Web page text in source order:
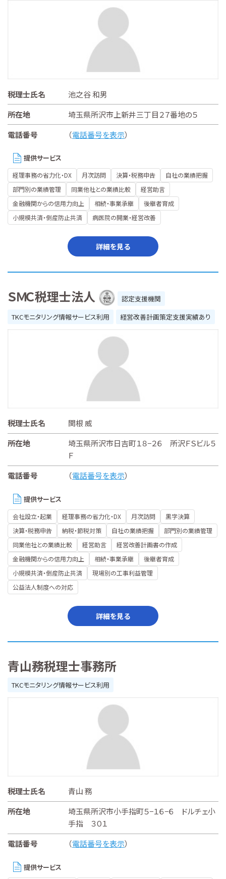
税理士氏名
池之谷 和男
所在地
埼玉県所沢市上新井三丁目２７番地の５
電話番号
（電話番号を表示）
提供サービス
経理事務の省力化・DX 月次訪問 決算・税務申告
自社の業績把握
部門別の業績管理
同業他社との業績比較
経営助言
金融機関からの信用力向上
相続・事業承継
後継者育成
小規模共済・倒産防止共済
病医院の開業・経営改善
詳細を見る
ＳＭＣ税理士法人
認定支援機関
TKCモニタリング情報サービス利用
経営改善計画策定支援実績あり
税理士氏名
関根 威
所在地
埼玉県所沢市日吉町１８−２６ 所沢ＦＳビル５
Ｆ
電話番号
（電話番号を表示）
提供サービス
会社設立・起業 経理事務の省力化・DX 月次訪問
黒字決算
決算・税務申告
納税・節税対策 自社の業績把握
部門別の業績管理
同業他社との業績比較
経営助言
経営改善計画書の作成
金融機関からの信用力向上
相続・事業承継
後継者育成
小規模共済・倒産防止共済
現場別の工事利益管理
公益法人制度への対応
詳細を見る
青山務税理士事務所
TKCモニタリング情報サービス利用
税理士氏名
青山 務
所在地
埼玉県所沢市小手指町５−１６−６ ドルチェ小
手指 ３０１
電話番号
（電話番号を表示）
提供サービス